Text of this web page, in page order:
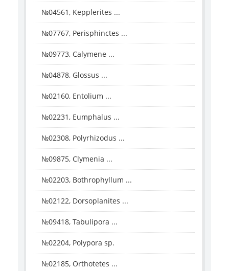
№04561, Kepplerites ...
№07767, Perisphinctes ...
№09773, Calymene ...
№04878, Glossus ...
№02160, Entolium ...
№02231, Eumphalus ...
№02308, Polyrhizodus ...
№09875, Clymenia ...
№02203, Bothrophyllum ...
№02122, Dorsoplanites ...
№09418, Tabulipora ...
№02204, Polypora sp.
№02185, Orthotetes ...